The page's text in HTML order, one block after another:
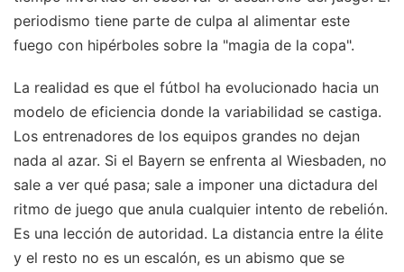
periodismo tiene parte de culpa al alimentar este
fuego con hipérboles sobre la "magia de la copa".
La realidad es que el fútbol ha evolucionado hacia un
modelo de eficiencia donde la variabilidad se castiga.
Los entrenadores de los equipos grandes no dejan
nada al azar. Si el Bayern se enfrenta al Wiesbaden, no
sale a ver qué pasa; sale a imponer una dictadura del
ritmo de juego que anula cualquier intento de rebelión.
Es una lección de autoridad. La distancia entre la élite
y el resto no es un escalón, es un abismo que se